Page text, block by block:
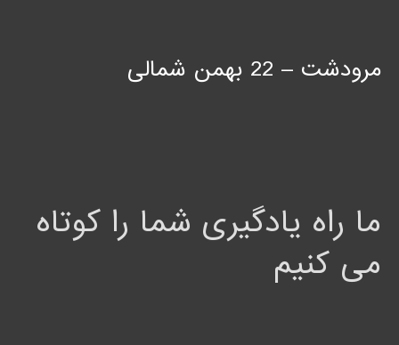
مرودشت – 22 بهمن شمالی
ما راه یادگیری شما را کوتاه
می کنیم